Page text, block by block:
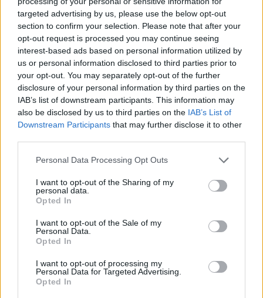
targeted advertising by us, please use the below opt-out
section to confirm your selection. Please note that after your
opt-out request is processed you may continue seeing
interest-based ads based on personal information utilized by
us or personal information disclosed to third parties prior to
your opt-out. You may separately opt-out of the further
disclosure of your personal information by third parties on the
IAB’s list of downstream participants. This information may
also be disclosed by us to third parties on the IAB’s List of
Downstream Participants that may further disclose it to other
Personal Data Processing Opt Outs
I want to opt-out of the Sharing of my
personal data.
Opted In
I want to opt-out of the Sale of my
Personal Data.
Opted In
I want to opt-out of processing my
Personal Data for Targeted Advertising.
Opted In
misję. Więcej informacji znajdziesztutaj.
Facebook
TwitterMessengerWhatsApp
EmailCopy
Link
Print
Wersja do druku
LEON XIV W HISZPANII
Najnowsze